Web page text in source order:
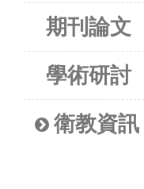
期刊論文
學術研討
衛教資訊